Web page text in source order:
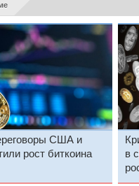
США и
рост биткоина
в